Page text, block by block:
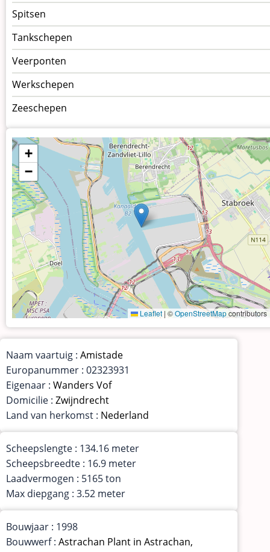
Spitsen
Tankschepen
Veerponten
Werkschepen
Zeeschepen
+
−
Leaflet | ©OpenStreetMapcontributors
Naam vaartuig : Amistade
Europanummer : 02323931
Eigenaar : Wanders Vof
Domicilie : Zwijndrecht
Land van herkomst : Nederland
Scheepslengte : 134.16 meter
Scheepsbreedte : 16.9 meter
Laadvermogen : 5165 ton
Max diepgang : 3.52 meter
Bouwjaar : 1998
Bouwwerf : Astrachan Plant in Astrachan,